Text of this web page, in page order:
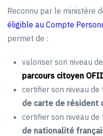
Reconnu par le ministère
éligible au Compte
permet de :
valoriser son niveau
parcours citoyen OFII
certifier son niveau de
de carte de résident
certifier son niveau de
de nationalité